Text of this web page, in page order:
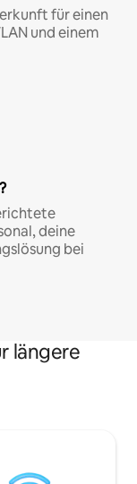
für einen
und einem
deine
bei
längere